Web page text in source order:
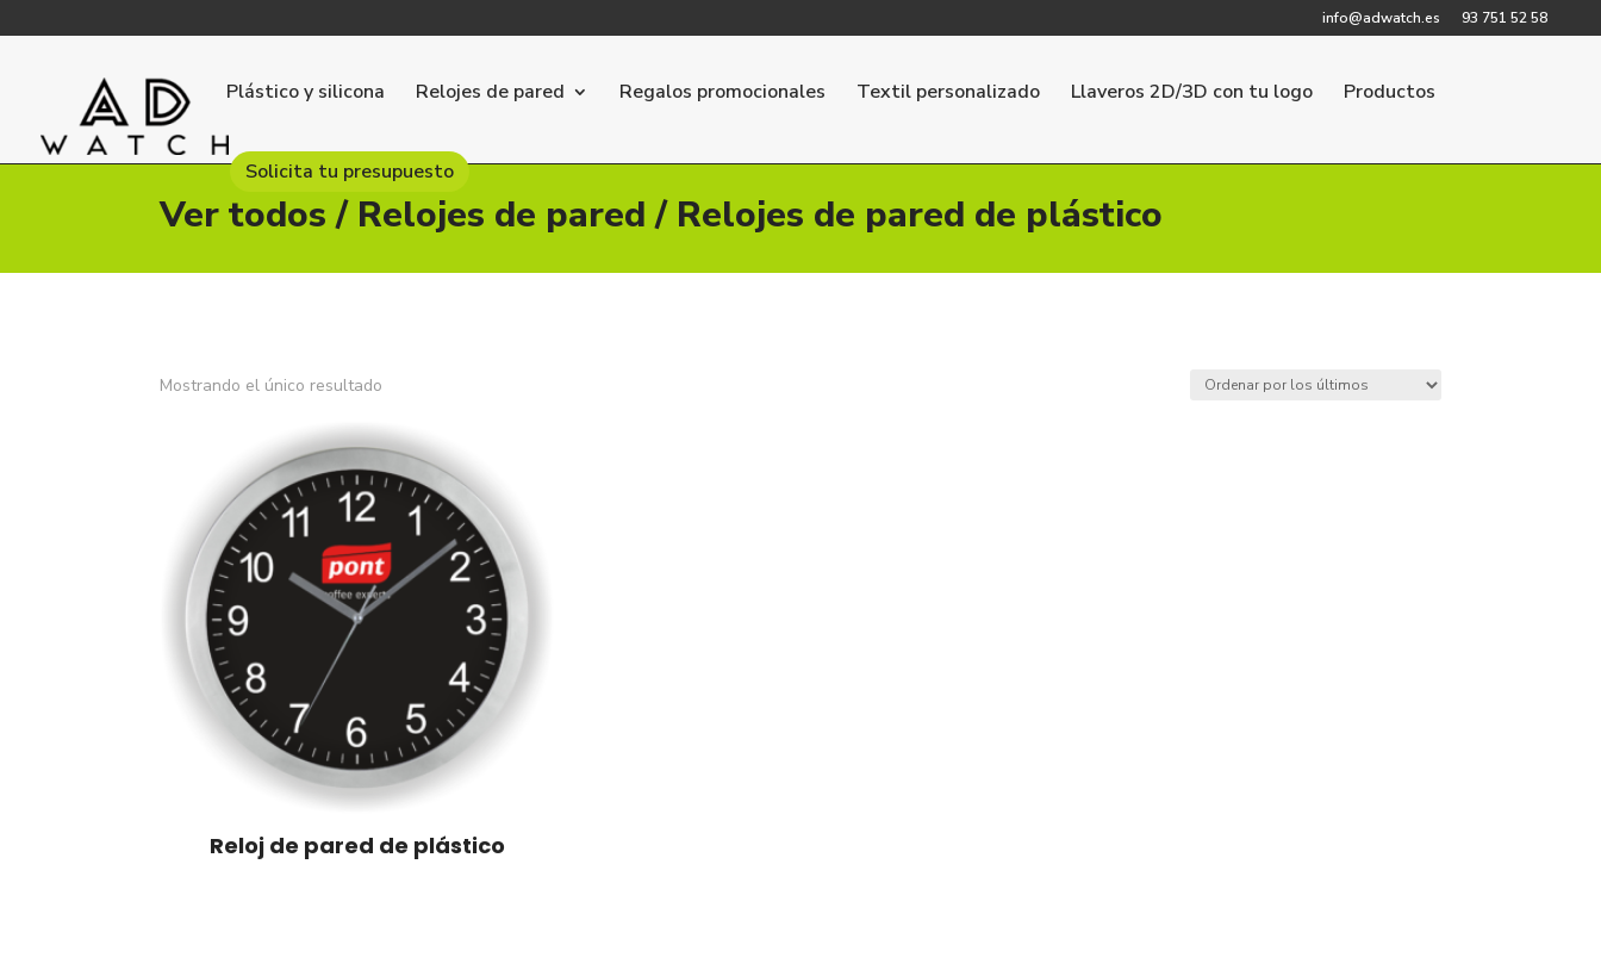
info@adwatch.es 93 751 52 58
Plástico y silicona Relojes de pared Regalos promocionales Textil personalizado Llaveros 2D/3D con tu logo Productos
Solicita tu presupuesto
Ver todos/ Relojes de pared/ Relojes de pared de plástico
Mostrando el único resultado
Reloj de pared de plástico